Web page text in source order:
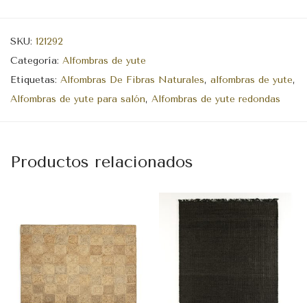
SKU: 121292
Categoría: Alfombras de yute
Etiquetas: Alfombras De Fibras Naturales, alfombras de yute,
Alfombras de yute para salón, Alfombras de yute redondas
Productos relacionados